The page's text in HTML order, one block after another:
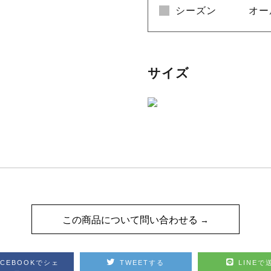
シーズン オ
サイズ
この商品について問い合わせる
でシェ
TWEETする LINEで